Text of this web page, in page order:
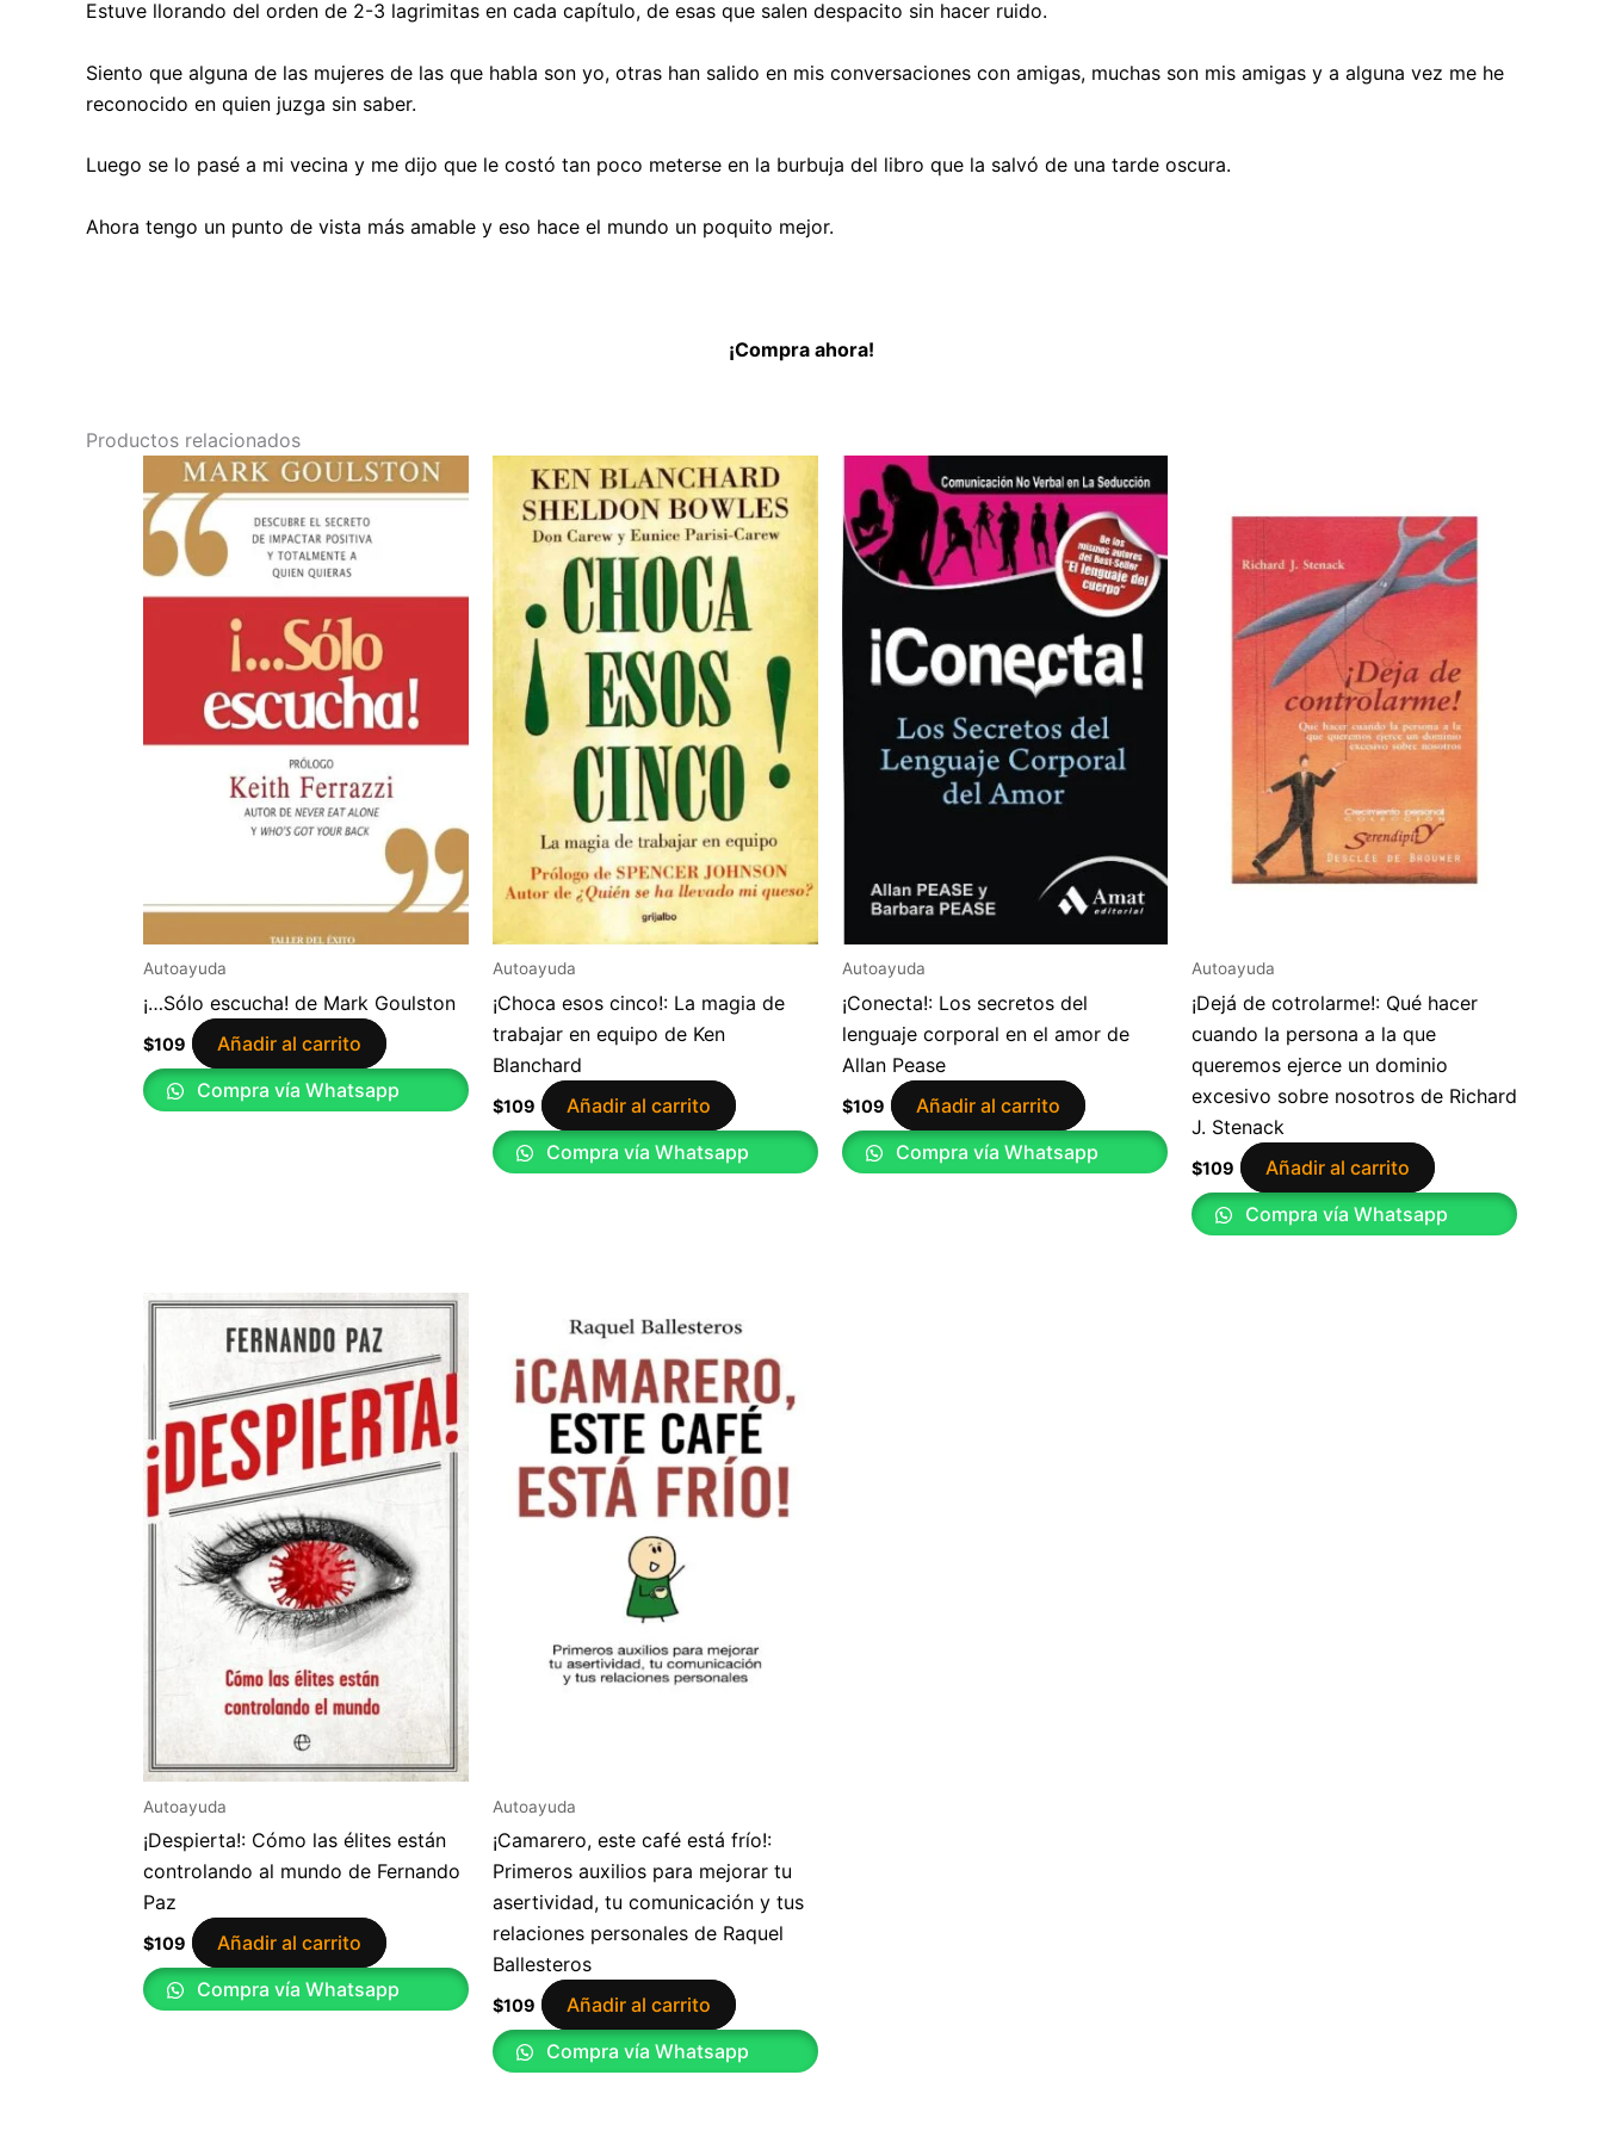
Estuve llorando del orden de 2-3 lagrimitas en cada capítulo, de esas que salen despacito sin hacer ruido.
Siento que alguna de las mujeres de las que habla son yo, otras han salido en mis conversaciones con amigas, muchas son mis amigas y a alguna vez me he
reconocido en quien juzga sin saber.
Luego se lo pasé a mi vecina y me dijo que le costó tan poco meterse en la burbuja del libro que la salvó de una tarde oscura.
Ahora tengo un punto de vista más amable y eso hace el mundo un poquito mejor.
¡Compra ahora!
Productos relacionados
Autoayuda
¡…Sólo escucha! de Mark Goulston
$109
Añadir al carrito
Compra vía Whatsapp
Autoayuda
¡Choca esos cinco!: La magia de
trabajar en equipo de Ken
Blanchard
$109
Añadir al carrito
Compra vía Whatsapp
Autoayuda
¡Conecta!: Los secretos del
lenguaje corporal en el amor de
Allan Pease
$109
Añadir al carrito
Compra vía Whatsapp
Autoayuda
¡Dejá de cotrolarme!: Qué hacer
cuando la persona a la que
queremos ejerce un dominio
excesivo sobre nosotros de Richard
J. Stenack
$109
Añadir al carrito
Compra vía Whatsapp
Autoayuda
¡Despierta!: Cómo las élites están
controlando al mundo de Fernando
Paz
$109
Añadir al carrito
Compra vía Whatsapp
Autoayuda
¡Camarero, este café está frío!:
Primeros auxilios para mejorar tu
asertividad, tu comunicación y tus
relaciones personales de Raquel
Ballesteros
$109
Añadir al carrito
Compra vía Whatsapp